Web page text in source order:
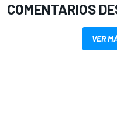
COMENTARIOS
VER